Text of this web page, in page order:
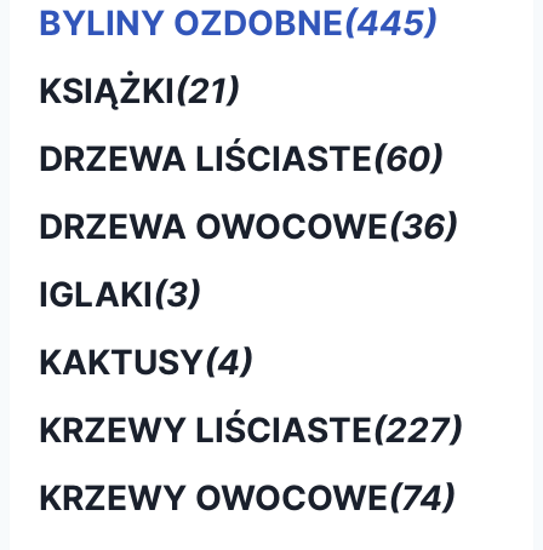
BYLINY OZDOBNE(445)
KSIĄŻKI(21)
DRZEWA LIŚCIASTE(60)
DRZEWA OWOCOWE(36)
IGLAKI(3)
KAKTUSY(4)
KRZEWY LIŚCIASTE(227)
KRZEWY OWOCOWE(74)